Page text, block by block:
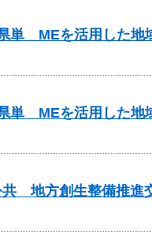
単 MEを活用した地
単 MEを活用した地
地方創生整備推進